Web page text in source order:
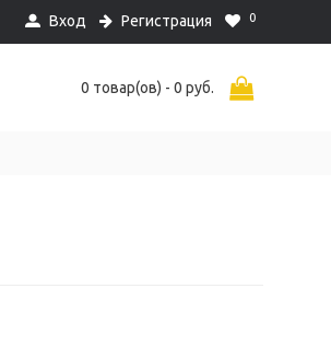
Вход Регистрация 0
0 товар(ов) - 0 руб.